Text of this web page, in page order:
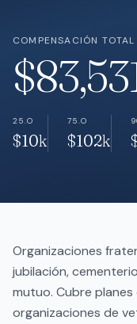
Nosotros
COMPENSACIÓN
25.O
$10k
75.O
$102k
Organizaciones
jubilación,
mutuo. Cubre
organizaciones de